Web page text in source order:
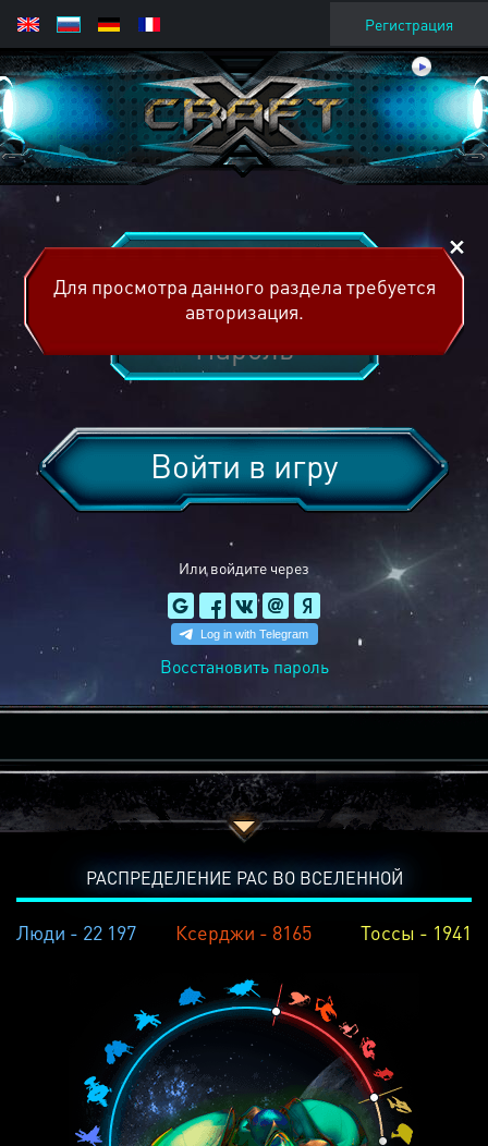
Регистрация
Или войдите через
Войти в игру
Восстановить пароль
Для просмотра данного раздела требуется
авторизация.
РАСПРЕДЕЛЕНИЕ РАС ВО ВСЕЛЕННОЙ
Люди - 22 197 Ксерджи - 8165 Тоссы - 1941